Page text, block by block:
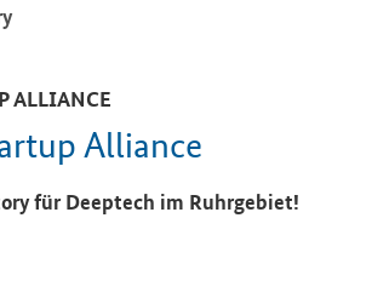
ALLIANCE
Alliance
für Deeptech im Ruhrgebiet!